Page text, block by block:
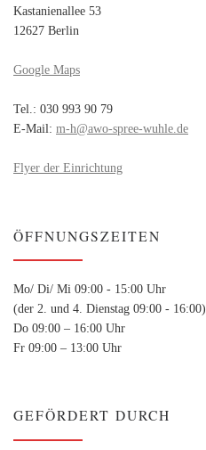
Kastanienallee 53
12627 Berlin
Google Maps
Tel.: 030 993 90 79
E-Mail: m-h@awo-spree-wuhle.de
Flyer der Einrichtung
ÖFFNUNGSZEITEN
Mo/ Di/ Mi 09:00 - 15:00 Uhr
(der 2. und 4. Dienstag 09:00 - 16:00)
Do 09:00 – 16:00 Uhr
Fr 09:00 – 13:00 Uhr
GEFÖRDERT DURCH